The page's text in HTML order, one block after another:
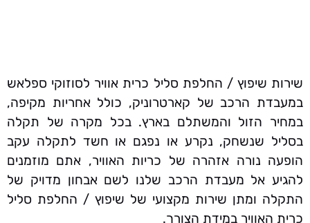
שירות שיפוץ / החלפת סליל כרית אוויר לסוזוקי ספלאש
במעבדת הרכב של קארטרוניק, כולל אחריות מקיפה,
במחיר הזול והמשתלם בארץ. בכל מקרה של תקלה
בסליל שנשחק, נקרע או נפגם או חשד לתקלה עקב
הופעה נורה אזהרה של כריות האוויר, אתם מוזמנים
להגיע אל מעבדת הרכב שלנו לשם אבחון מדויק של
התקלה ומתן שירות מקצועי של שיפוץ / החלפת סליל
כרית האוויר במידת הצורך.